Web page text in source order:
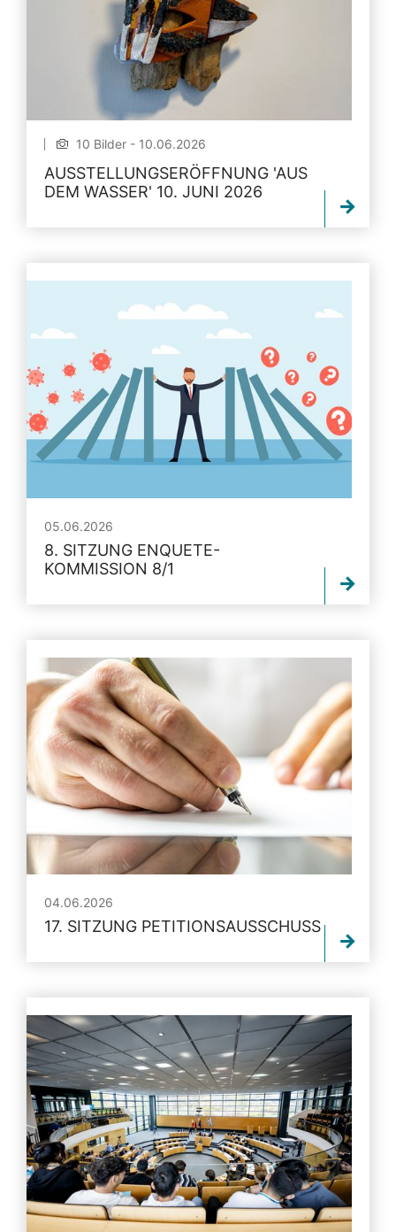
10 Bilder - 10.06.2026
AUSSTELLUNGSERÖFFNUNG 'AUS
DEM WASSER' 10. JUNI 2026
05.06.2026
8. SITZUNG ENQUETE-
KOMMISSION 8/1
04.06.2026
17. SITZUNG PETITIONSAUSSCHUSS